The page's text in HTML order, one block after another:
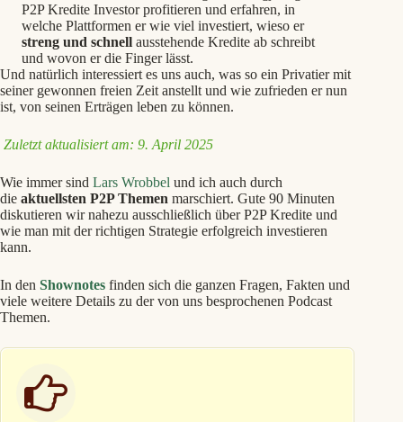
P2P Kredite Investor profitieren und erfahren, in
welche Plattformen er wie viel investiert, wieso er
streng und schnell ausstehende Kredite ab schreibt
und wovon er die Finger lässt.
Und natürlich interessiert es uns auch, was so ein Privatier mit
seiner gewonnen freien Zeit anstellt und wie zufrieden er nun
ist, von seinen Erträgen leben zu können.
Zuletzt aktualisiert am: 9. April 2025
Wie immer sind Lars Wrobbel und ich auch durch
die aktuellsten P2P Themen marschiert. Gute 90 Minuten
diskutieren wir nahezu ausschließlich über P2P Kredite und
wie man mit der richtigen Strategie erfolgreich investieren
kann.
In den Shownotes finden sich die ganzen Fragen, Fakten und
viele weitere Details zu der von uns besprochenen Podcast
Themen.